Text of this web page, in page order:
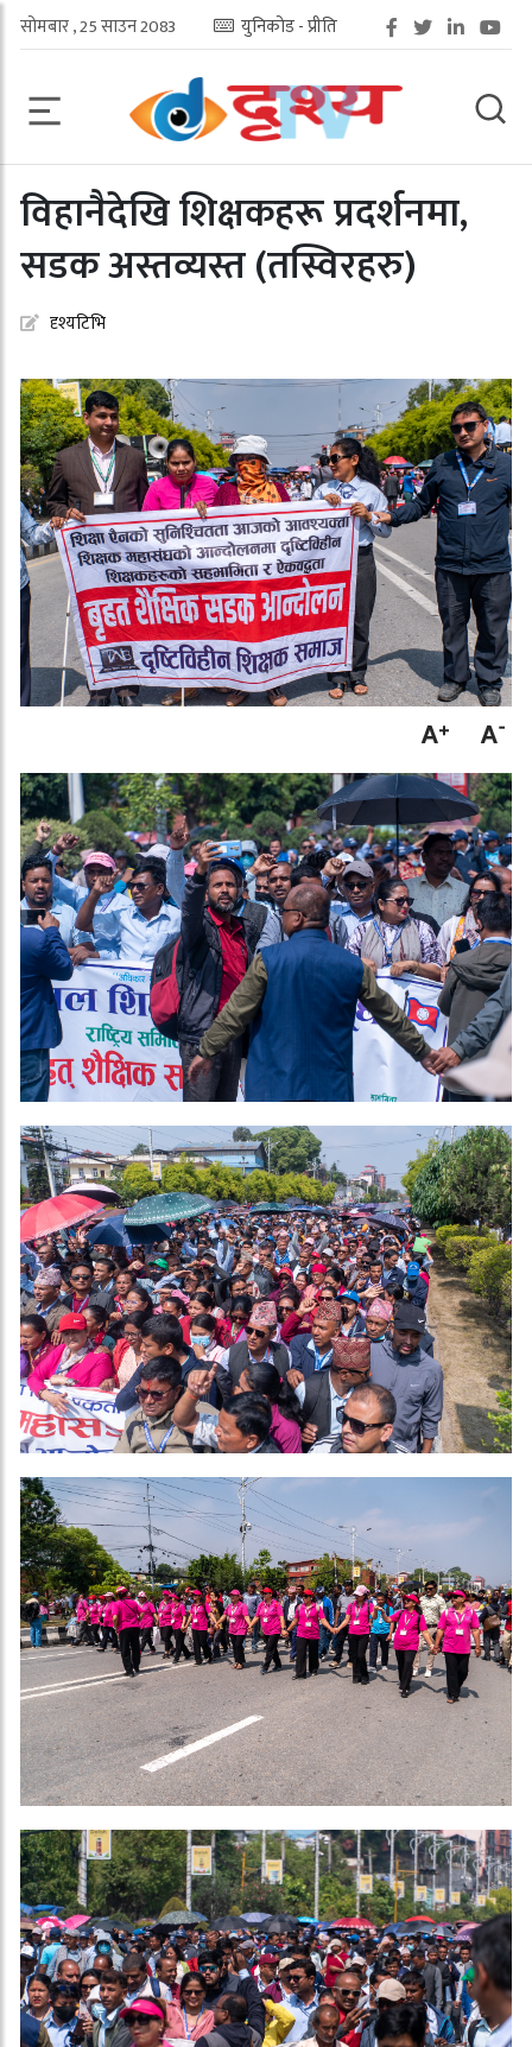
सोमबार , 25 साउन 2083 युनिकोड - प्रीति
विहानैदेखि शिक्षकहरू प्रदर्शनमा,
सडक अस्तव्यस्त (तस्विरहरु)
दृश्यटिभि